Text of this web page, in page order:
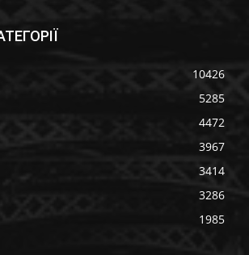
10426
5285
4472
3967
3414
3286
1985